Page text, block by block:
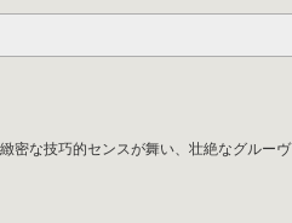
密な技巧的センスが舞い、壮絶なグルーヴ